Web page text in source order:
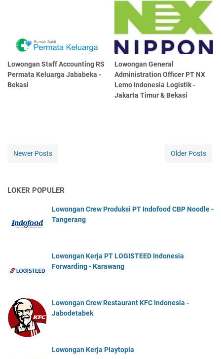
Lowongan Staff Accounting RS
Permata Keluarga Jababeka -
Bekasi
Lowongan General
Administration Officer PT NX
Lemo Indonesia Logistik -
Jakarta Timur & Bekasi
Newer Posts Older Posts
LOKER POPULER
Lowongan Crew Produksi PT Indofood CBP Noodle -
Tangerang
Lowongan Kerja PT LOGISTEED Indonesia
Forwarding - Karawang
Lowongan Crew Restaurant KFC Indonesia -
Jabodetabek
Lowongan Kerja Playtopia